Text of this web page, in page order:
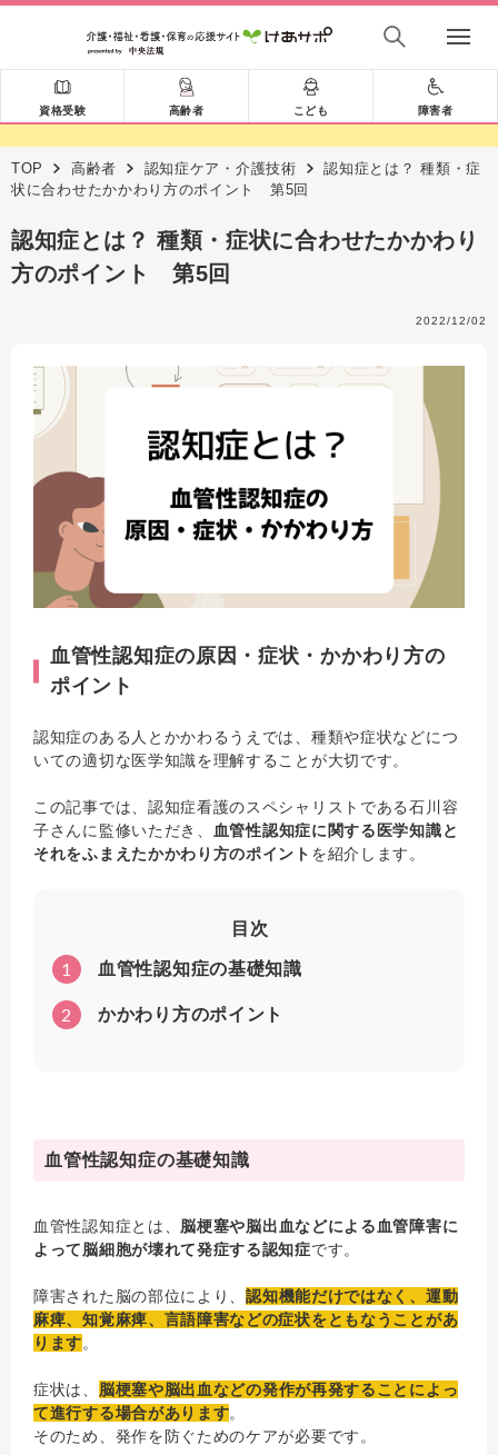
資格受験 高齢者 こども 障害者
TOP 高齢者 認知症ケア・介護技術
認知症とは？ 種類・症
状に合わせたかかわり方のポイント 第5回
認知症とは？ 種類・症状に合わせたかかわり
方のポイント 第5回
2022/12/02
血管性認知症の原因・症状・かかわり方の
ポイント
認知症のある人とかかわるうえでは、種類や症状などにつ
いての適切な医学知識を理解することが大切です。
この記事では、認知症看護のスペシャリストである石川容
子さんに監修いただき、
血管性認知症に関する医学知識と
それをふまえたかかわり方のポイント を紹介します。
目次
1 血管性認知症の基礎知識
2 かかわり方のポイント
血管性認知症の基礎知識
血管性認知症とは、 脳梗塞や脳出血などによる血管障害に
よって脳細胞が壊れて発症する認知症です。
障害された脳の部位により、認知機能だけではなく、運動
麻痺、知覚麻痺、言語障害などの症状をともなうことがあ
ります。
症状は、 脳梗塞や脳出血などの発作が再発することによっ
て進行する場合があります。
そのため、発作を防ぐためのケアが必要です。